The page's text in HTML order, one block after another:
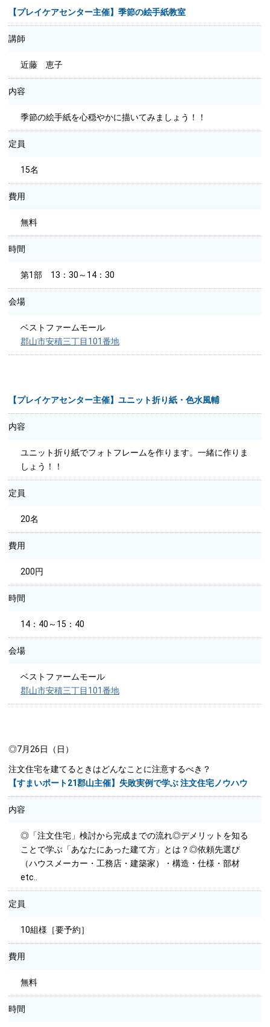
【プレイケアセンター主催】季節の絵手紙教室
講師
近藤 恵子
内容
季節の絵手紙を心穏やかに描いてみましょう！！
定員
15名
費用
無料
時間
第1部 13：30～14：30
会場
ベストファームモール
郡山市安積三丁目101番地
【プレイケアセンター主催】ユニット折り紙・色水風輔
内容
ユニット折り紙でフォトフレームを作ります。一緒に作りま
しょう！！
定員
20名
費用
200円
時間
14：40～15：40
会場
ベストファームモール
郡山市安積三丁目101番地
◎7月26日（日）
注文住宅を建てるときはどんなことに注意するべき？
【すまいポート21郡山主催】失敗実例で学ぶ 注文住宅ノウハウ
内容
◎「注文住宅」検討から完成までの流れ◎デメリットを知る
ことで学ぶ「あなたにあった建て方」とは？◎依頼先選び
（ハウスメーカー・工務店・建築家）・構造・仕様・部材
etc..
定員
10組様［要予約］
費用
無料
時間